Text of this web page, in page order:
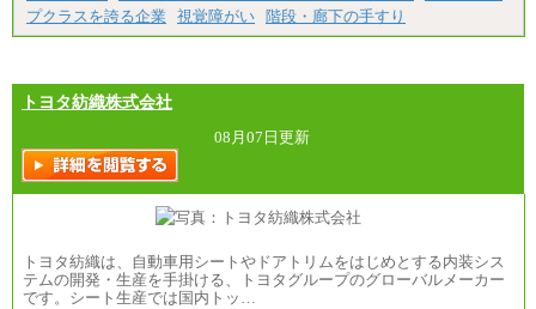
プクラスを誇る企業
視覚障がい 階段・廊下の手すり
トヨタ紡織株式会社
08月07日更新
トヨタ紡織は、自動車用シートやドアトリムをはじめとする内装シス
テムの開発・生産を手掛ける、トヨタグループのグローバルメーカー
です。シート生産では国内トッ…